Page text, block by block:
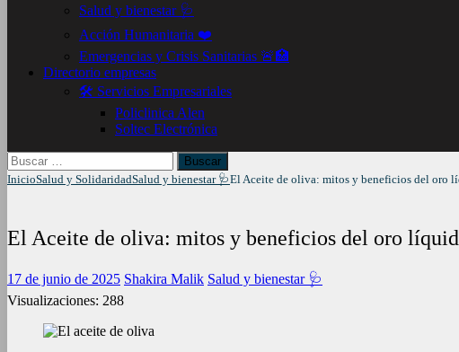
Salud y bienestar 🩺
Acción Humanitaria ❤️
Emergencias y Crisis Sanitarias 🚨🏥
Directorio empresas
🛠️ Servicios Empresariales
Policlinica Alen
Soltec Electrónica
Buscar:
InicioSalud y SolidaridadSalud y bienestar 🩺El Aceite de oliva: mitos y beneficios del oro
El Aceite de oliva: mitos y beneficios del oro
17 de junio de 2025 Shakira Malik Salud y bienestar 🩺
Visualizaciones: 288